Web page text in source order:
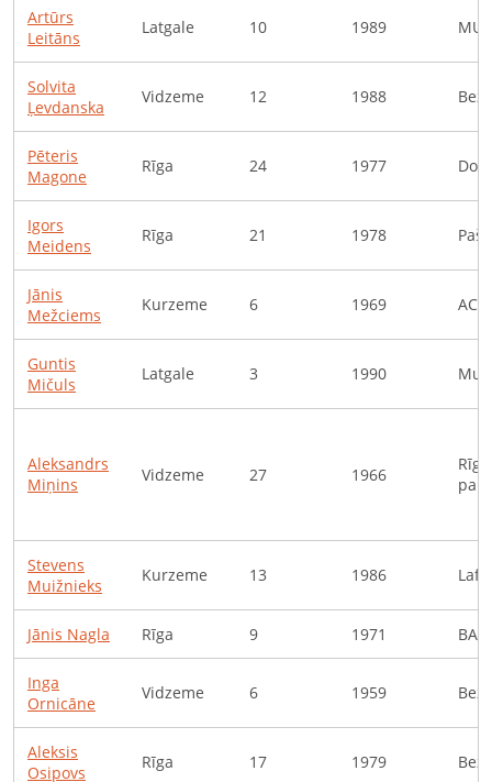
Artūrs
Leitāns
Latgale 10 1989
Solvita
Ļevdanska
Vidzeme 12 1988
Pēteris
Magone
Rīga 24 1977
Igors
Meidens
Rīga 21 1978
Jānis
Mežciems
Kurzeme 6 1969
Guntis
Mičuls
Latgale 3 1990
Aleksandrs
Miņins
Vidzeme 27 1966
Stevens
Muižnieks
Kurzeme 13 1986
Jānis Nagla Rīga 9 1971
Inga
Ornicāne
Vidzeme 6 1959
Aleksis
Osipovs
Rīga 17 1979